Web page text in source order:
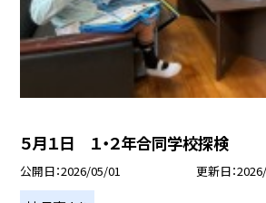
５月１日 １・２年合同学校探検
公開日 2026/05/01 更新日